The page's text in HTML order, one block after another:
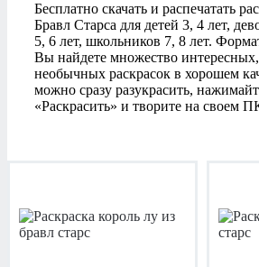
Бесплатно скачать и распечатать
Бравл Старса для детей 3, 4 лет,
5, 6 лет, школьников 7, 8 лет.
Вы найдете множество
необычных раскрасок в хорошем
можно сразу разукрасить,
«Раскрасить» и творите на своем